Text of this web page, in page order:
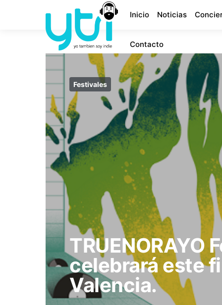
Inicio Noticias
Contacto
Festivales
TRUENORAYO
celebrará este
Valencia.